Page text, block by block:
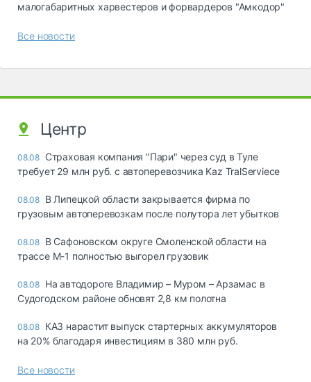
малогабаритных харвестеров и форвардеров "Амкодор"
Все новости
Центр
08.08 Страховая компания "Пари" через суд в Туле
требует 29 млн руб. с автоперевозчика Kaz TralServiece
08.08 В Липецкой области закрывается фирма по
грузовым автоперевозкам после полутора лет убытков
08.08 В Сафоновском округе Смоленской области на
трассе М-1 полностью выгорел грузовик
08.08 На автодороге Владимир – Муром – Арзамас в
Судогодском районе обновят 2,8 км полотна
08.08 КАЗ нарастит выпуск стартерных аккумуляторов
на 20% благодаря инвестициям в 380 млн руб.
Все новости